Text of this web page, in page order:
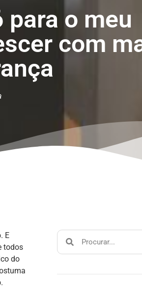
para o meu
com
E
todos
do